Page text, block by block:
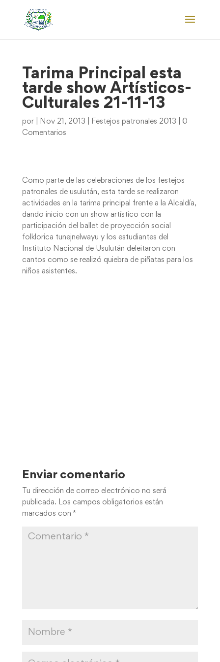
Tarima Principal esta
tarde show Artísticos-
Culturales 21-11-13
por Nov 21, 2013 Festejos patronales 2013
0
Comentarios
Como parte de las celebraciones de los festejos
patronales de usulután, esta tarde se realizaron
actividades en la tarima principal frente a la Alcaldía,
dando inicio con un show artístico con la
participación del ballet de proyección social
folklorica tunejnelwayu y los estudiantes del
Instituto Nacional de Usulután deleitaron con
cantos como se realizó quiebra de piñatas para los
niños asistentes.
Enviar comentario
Tu dirección de correo electrónico no será
publicada.
Los campos obligatorios están
marcados con *